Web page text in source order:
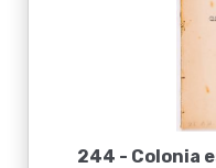
244 - Colonia